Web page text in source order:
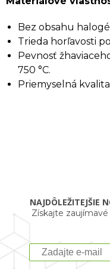
Bez obsahu
Trieda horľavosti
Pevnosť
750 °C.
Priemyselná
NAJDÔLEŽITEJŠIE
Získajte